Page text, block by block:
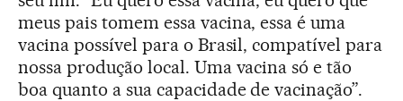
meus pais tomem essa vacina, essa é uma
vacina possível para o Brasil, compatível para
nossa produção local. Uma vacina só e tão
boa quanto a sua capacidade de vacinação”.